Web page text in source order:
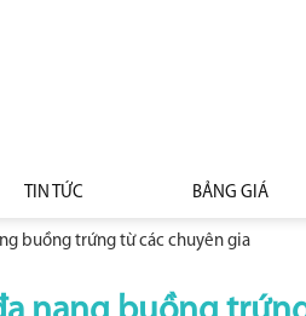
TIN TỨC BẢNG GIÁ
buồng trứng từ các chuyên gia